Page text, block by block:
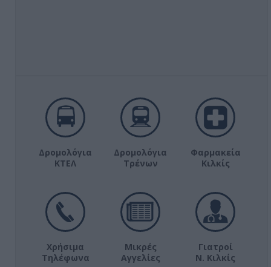
Δρομολόγια
ΚΤΕΛ
Δρομολόγια
Τρένων
Φαρμακεία
Κιλκίς
Χρήσιμα
Τηλέφωνα
Μικρές
Αγγελίες
Γιατροί
Ν. Κιλκίς